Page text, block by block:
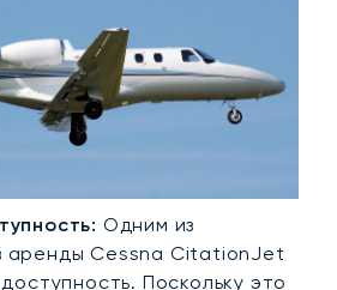
Одним из
аренды Cessna CitationJet
Поскольку это